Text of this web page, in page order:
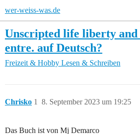
wer-weiss-was.de
Unscripted life liberty
entre. auf Deutsch?
Freizeit & Hobby Lesen & Schreiben
Chrisko 8. September 2023 um 19:25
1
Das Buch ist von Mj Demarco